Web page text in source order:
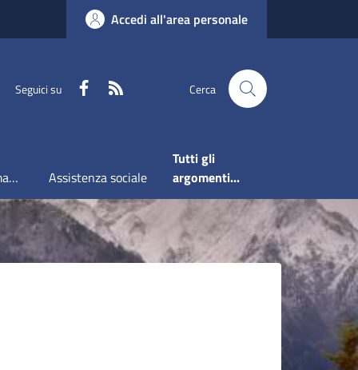
Accedi all'area personale
Seguici su Faceboook Cerca
Accesso all'informazione Assistenza sociale
Tutti gli
argomenti...